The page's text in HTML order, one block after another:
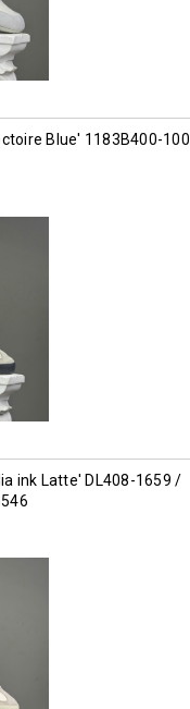
Blue' 1183B400-100
ink Latte' DL408-1659 /